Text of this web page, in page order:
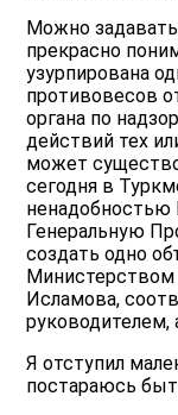
Можно
прекрасно
узурпирована
противовесов
органа по
действий тех
может
сегодня в
Генеральную
создать одно
Министерством
Исламова,
руководителем,
Я отступил
постараюсь